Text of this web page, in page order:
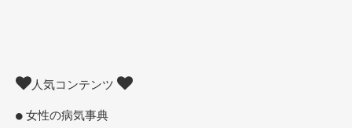
人気コンテンツ
女性の病気事典